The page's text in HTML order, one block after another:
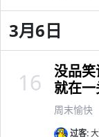
3月6日
没品
就在
周末愉快
过客:
16